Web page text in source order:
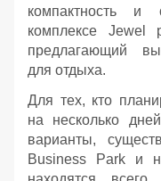
компактность и
комплексе Jewel
предлагающий
для отдыха.
Для тех, кто
на несколько
варианты,
Business Park и